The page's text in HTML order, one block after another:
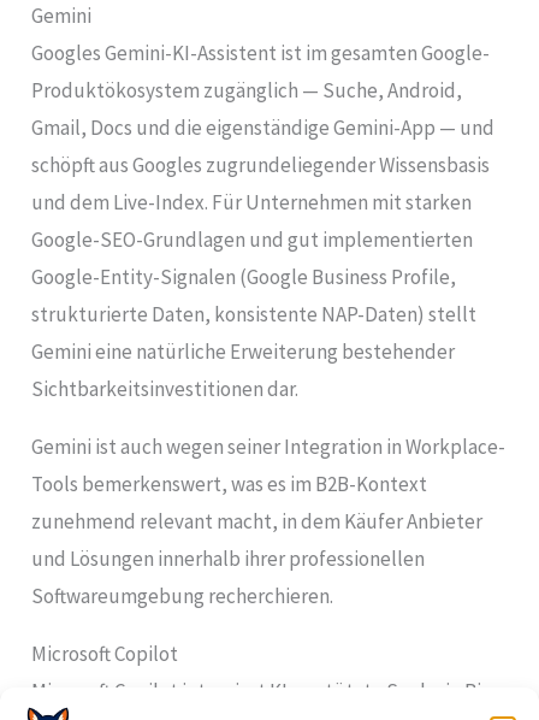
Gemini
Googles Gemini-KI-Assistent ist im gesamten Google-
Produktökosystem zugänglich — Suche, Android,
Gmail, Docs und die eigenständige Gemini-App — und
schöpft aus Googles zugrundeliegender Wissensbasis
und dem Live-Index. Für Unternehmen mit starken
Google-SEO-Grundlagen und gut implementierten
Google-Entity-Signalen (Google Business Profile,
strukturierte Daten, konsistente NAP-Daten) stellt
Gemini eine natürliche Erweiterung bestehender
Sichtbarkeitsinvestitionen dar.
Gemini ist auch wegen seiner Integration in Workplace-
Tools bemerkenswert, was es im B2B-Kontext
zunehmend relevant macht, in dem Käufer Anbieter
und Lösungen innerhalb ihrer professionellen
Softwareumgebung recherchieren.
Microsoft Copilot
Microsoft Copilot integriert KI-gestützte Suche in Bing